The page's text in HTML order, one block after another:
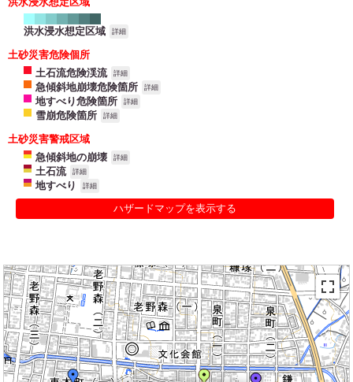
洪水浸水想定区域 詳細
土砂災害危険個所
土石流危険渓流
詳細
急傾斜地崩壊危険箇所 詳細
地すべり危険箇所 詳細
雪崩危険箇所 詳細
土砂災害警戒区域
急傾斜地の崩壊
詳細
土石流 詳細
地すべり 詳細
ハザードマップを表示する